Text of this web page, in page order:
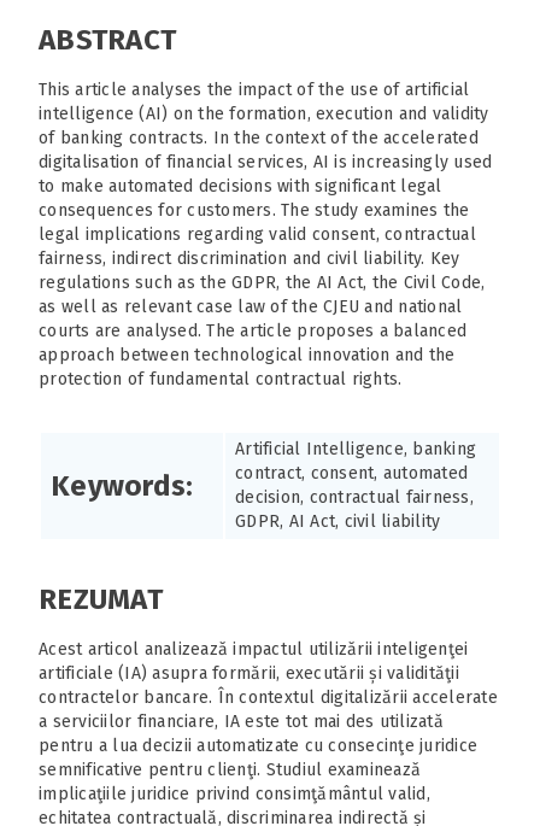
ABSTRACT
This article analyses the impact of the use of artificial
intelligence (AI) on the formation, execution and validity
of banking contracts. In the context of the accelerated
digitalisation of financial services, AI is increasingly used
to make automated decisions with significant legal
consequences for customers. The study examines the
legal implications regarding valid consent, contractual
fairness, indirect discrimination and civil liability. Key
regulations such as the GDPR, the AI Act, the Civil Code,
as well as relevant case law of the CJEU and national
courts are analysed. The article proposes a balanced
approach between technological innovation and the
protection of fundamental contractual rights.
Keywords:
Artificial Intelligence, banking
contract, consent, automated
decision, contractual fairness,
GDPR, AI Act, civil liability
REZUMAT
Acest articol analizează impactul utilizării inteligenţei
artificiale (IA) asupra formării, executării și validităţii
contractelor bancare. În contextul digitalizării accelerate
a serviciilor financiare, IA este tot mai des utilizată
pentru a lua decizii automatizate cu consecinţe juridice
semnificative pentru clienţi. Studiul examinează
implicaţiile juridice privind consimţământul valid,
echitatea contractuală, discriminarea indirectă și